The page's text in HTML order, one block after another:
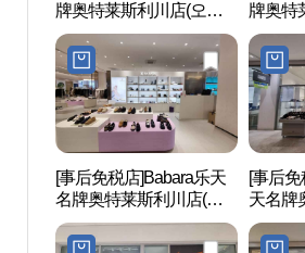
牌奥特莱斯利川店(오일
릴리 롯데프리미엄아울
렛 이천점)
牌奥特
롯데프
천점)
[事后免税店]Babara乐天
名牌奥特莱斯利川店(바
바라 롯데프리미엄아울
렛 이천점)
[事后
天名牌
(닥스
아울렛